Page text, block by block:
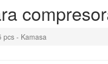
pcs - Kamasa